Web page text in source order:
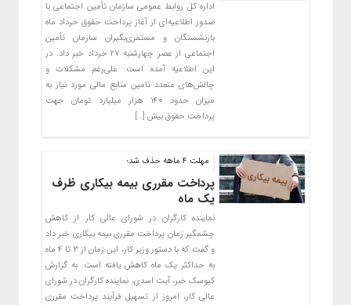
اداره کل روابط عمومی سازمان تأمین اجتماعی با
صدور اطلاعیه‌ای از آغاز پرداخت حقوق خرداد ماه
بازنشستگان و مستمری‌بگیران سازمان تأمین
اجتماعی از عصر چهارشنبه ۲۷ خرداد خبر داد. در
این اطلاعیه آمده است: علی‌رغم مشکلات و
چالش‌های متعدد تامین منابع مالی مورد نیاز به
میزان حدود ۱۴۰ هزار میلیارد تومان جهت
پرداخت حقوق بیش […]
مهلت ۴ ماهه حذف شد؛
پرداخت مقرری بیمه بیکاری ظرف
یک ماه
نماینده کارگران در شورای عالی کار از کاهش
چشمگیر زمان پرداخت مقرری بیمه بیکاری خبر داد
و گفت که با دستور وزیر کار، این زمان از ۳ تا ۴ ماه
به حداکثر یک ماه کاهش یافته است. به گزارش
کیوسک خبر، آیت اسدی، نماینده کارگران در شورای
عالی کار، امروز از تسهیل فرآیند پرداخت مقرری